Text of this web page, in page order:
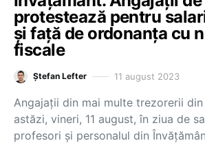
protestează pentru
și față de ordonanța cu
fiscale
Ștefan Lefter 11 august 2023
Angajații din mai multe trezorerii
astăzi, vineri, 11 august, în ziua de
profesori și personalul din